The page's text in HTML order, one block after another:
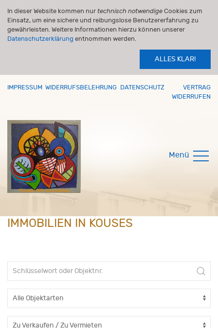
In dieser Website kommen nur technisch notwendige Cookies zum
Einsatz, um eine sichere und reibungslose Benutzererfahrung zu
gewährleisten. Weitere Informationen hierzu können unserer
Datenschutzerklärung entnommen werden.
ALLES KLAR!
IMPRESSUM WIDERRUFSBELEHRUNG DATENSCHUTZ
VERTRAG
WIDERRUFEN
Menü
IMMOBILIEN IN KOUSES